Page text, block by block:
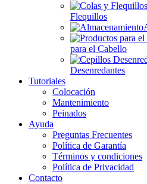
Flequillos
para el Cabello
Desenredantes
Tutoriales
Colocación
Mantenimiento
Peinados
Ayuda
Preguntas Frecuentes
Política de Garantía
Términos y condiciones
Política de Privacidad
Contacto